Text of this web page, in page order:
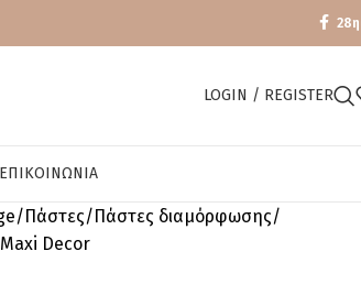
LOGIN / REGISTER
ΕΠΙΚΟΙΝΩΝΊΑ
Πάστες Πάστες διαμόρφωσης
Decor